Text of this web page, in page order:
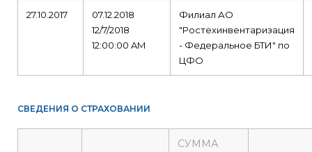
27.10.2017
07.12.2018
12/7/2018
12:00:00 AM
Филиал АО
"Ростехинвентаризация
- Федеральное БТИ" по
ЦФО
СВЕДЕНИЯ О СТРАХОВАНИИ
СУММА